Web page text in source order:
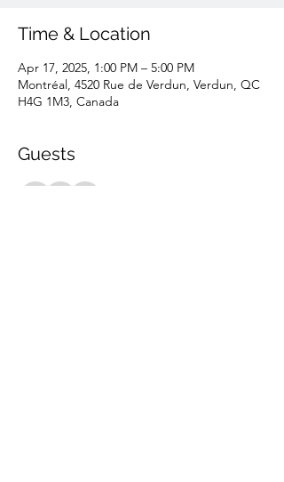
Time & Location
Apr 17, 2025, 1:00 PM – 5:00 PM
Montréal, 4520 Rue de Verdun, Verdun, QC
H4G 1M3, Canada
Guests